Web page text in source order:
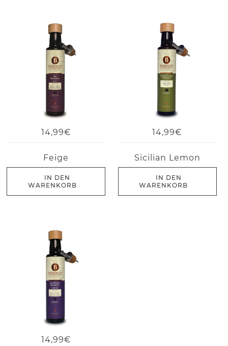
14,99€
Feige
IN DEN
WARENKORB
14,99€
Sicilian Lemon
IN DEN
WARENKORB
14,99€